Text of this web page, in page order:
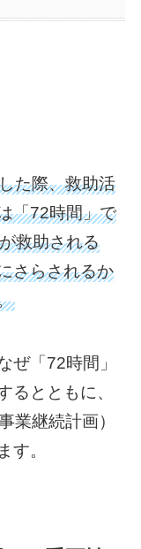
た際、救助活
「72時間」で
救助される
さらされるか
ぜ「72時間」
るとともに、
業継続計画）
す。